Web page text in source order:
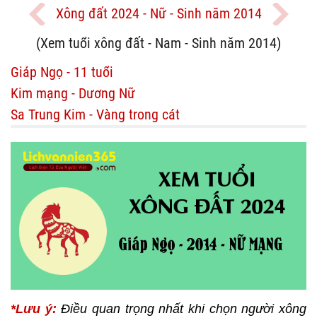
Xông đất 2024 - Nữ - Sinh năm 2014
(Xem tuổi xông đất - Nam - Sinh năm 2014)
Giáp Ngọ - 11 tuổi
Kim mạng - Dương Nữ
Sa Trung Kim - Vàng trong cát
*Lưu ý: Điều quan trọng nhất khi chọn người xông